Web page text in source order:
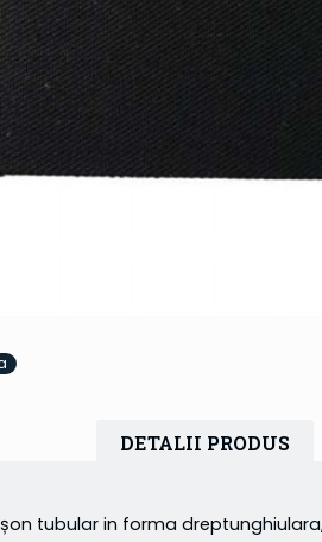
DETALII PRODUS
tubular in forma